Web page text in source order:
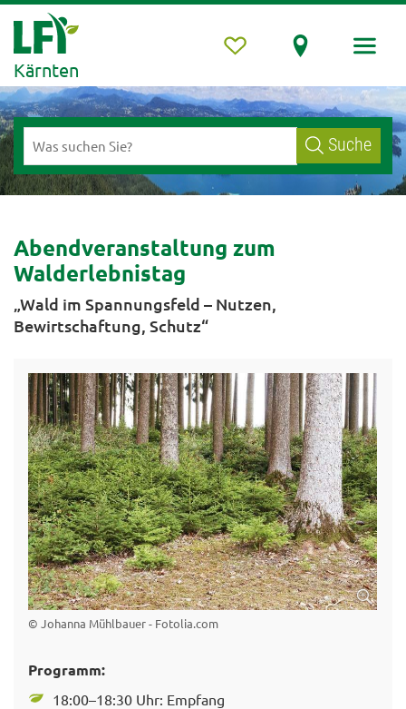
Kärnten
Suche
Abendveranstaltung zum
Walderlebnistag
„Wald im Spannungsfeld – Nutzen,
Bewirtschaftung, Schutz“
© Johanna Mühlbauer - Fotolia.com
Programm:
18:00–18:30 Uhr: Empfang